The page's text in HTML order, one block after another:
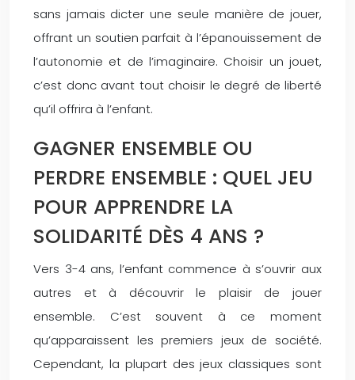
sans jamais dicter une seule manière de jouer,
offrant un soutien parfait à l’épanouissement de
l’autonomie et de l’imaginaire. Choisir un jouet,
c’est donc avant tout choisir le degré de liberté
qu’il offrira à l’enfant.
GAGNER ENSEMBLE OU
PERDRE ENSEMBLE : QUEL JEU
POUR APPRENDRE LA
SOLIDARITÉ DÈS 4 ANS ?
Vers 3-4 ans, l’enfant commence à s’ouvrir aux
autres et à découvrir le plaisir de jouer
ensemble. C’est souvent à ce moment
qu’apparaissent les premiers jeux de société.
Cependant, la plupart des jeux classiques sont